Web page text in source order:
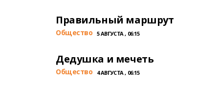
Правильный маршрут
Общество 5 АВГУСТА , 06:15
Дедушка и мечеть
Общество 4 АВГУСТА , 06:15